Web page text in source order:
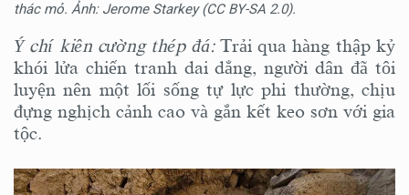
thác mỏ. Ảnh: Jerome Starkey (CC BY-SA 2.0).
Ý chí kiên cường thép đá:Trải qua hàng thập kỷ
khói lửa chiến tranh dai dẳng, người dân đã tôi
luyện nên một lối sống tự lực phi thường, chịu
đựng nghịch cảnh cao và gắn kết keo sơn với gia
tộc.